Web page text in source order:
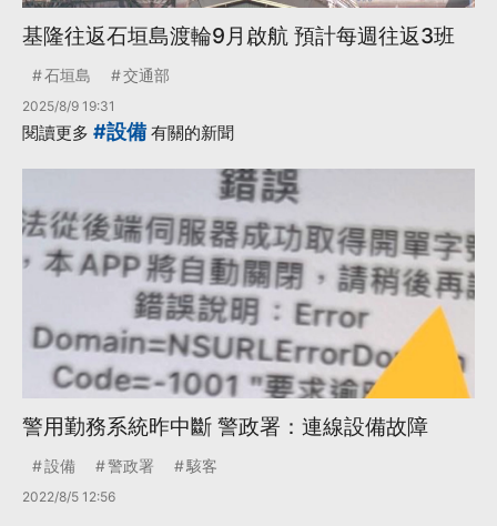
基隆往返石垣島渡輪9月啟航 預計每週往返3班
石垣島 交通部
2025/8/9 19:31
閱讀更多 #設備有關的新聞
警用勤務系統昨中斷 警政署：連線設備故障
設備 警政署 駭客
2022/8/5 12:56